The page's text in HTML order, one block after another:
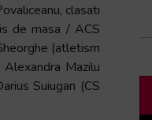
clasati
de masa / ACS
(atletism
Mazilu
Suiugan (CS